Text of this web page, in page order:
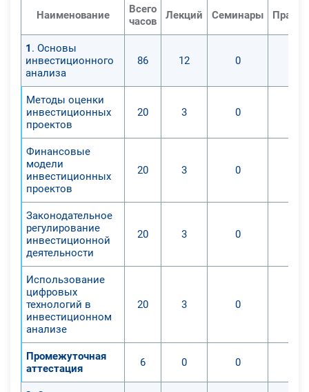
Наименование
Всего
часов
Лекций Семинары
1 . Основы
инвестиционного
анализа
86 12 0
Методы оценки
инвестиционных
проектов
20 3 0
Финансовые
модели
инвестиционных
проектов
20 3 0
Законодательное
регулирование
инвестиционной
деятельности
20 3 0
Использование
цифровых
технологий в
инвестиционном
анализе
20 3 0
Промежуточная
аттестация
6 0 0